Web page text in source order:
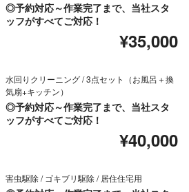
◎予約対応～作業完了まで、当社スタ
ッフがすべてご対応！
¥35,000
水回りクリーニング / 3点セット（お風呂＋換
気扇+キッチン）
◎予約対応～作業完了まで、当社スタ
ッフがすべてご対応！
¥40,000
害虫駆除 / ゴキブリ駆除 / 居住住宅用